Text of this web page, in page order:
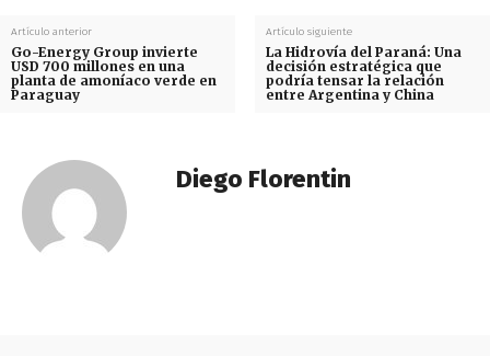
Artículo anterior
Go-Energy Group invierte
USD 700 millones en una
planta de amoníaco verde en
Paraguay
Artículo siguiente
La Hidrovía del Paraná: Una
decisión estratégica que
podría tensar la relación
entre Argentina y China
Diego Florentin